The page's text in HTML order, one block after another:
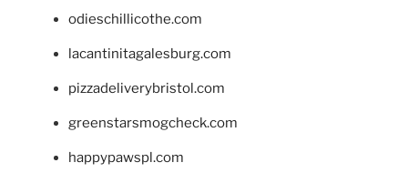
odieschillicothe.com
lacantinitagalesburg.com
pizzadeliverybristol.com
greenstarsmogcheck.com
happypawspl.com